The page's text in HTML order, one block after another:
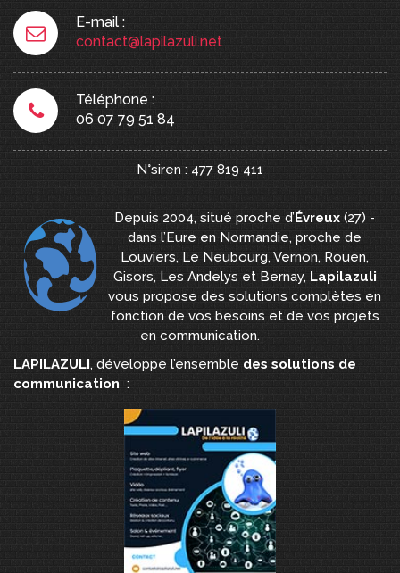
E-mail :
contact@lapilazuli.net
Téléphone :
06 07 79 51 84
N°siren : 477 819 411
Depuis 2004, situé proche d’Évreux (27) -
dans l’Eure en Normandie, proche de
Louviers, Le Neubourg, Vernon, Rouen,
Gisors, Les Andelys et Bernay, Lapilazuli
vous propose des solutions complètes en
fonction de vos besoins et de vos projets
en communication.
LAPILAZULI, développe l’ensemble des solutions de
communication :